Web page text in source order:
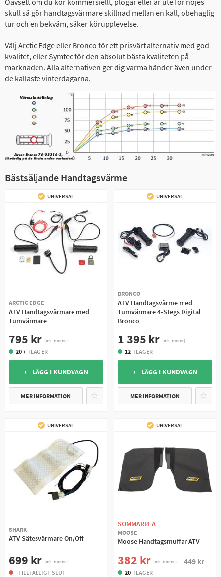
skull så gör handtagsvärmare skillnad mellan en kall, obehaglig
tur och en bekväm, säker körupplevelse.
Välj Arctic Edge eller Bronco för ett prisvärt alternativ med god
kvalitet, eller Symtec för den absolut bästa kvaliteten på
marknaden. Alla alternativen ger dig varma händer även under
de kallaste vinterdagarna.
Bästsäljande Handtagsvärme
UNIVERSAL
ARCTIC EDGE
ATV Handtagsvärmare med
Tumvärmare
795 kr (ink. moms)
20 + I LAGER
+ LÄGG I KUNDVAGN
MER INFORMATION
UNIVERSAL
BRONCO
ATV Handtagsvärme med
Tumvärmare 4-Stegs Digital
Bronco
1 395 kr (ink. moms)
12 I LAGER
+ LÄGG I KUNDVAGN
MER INFORMATION
UNIVERSAL
SHARK
ATV Sätesvärmare On/Off
699 kr (ink. moms)
TILLFÄLLIGT SLUT
UNIVERSAL
SOMMARREA
MOOSE
Moose Handtagsmuffar ATV
382 kr (ink. moms) 449 kr
20 I LAGER